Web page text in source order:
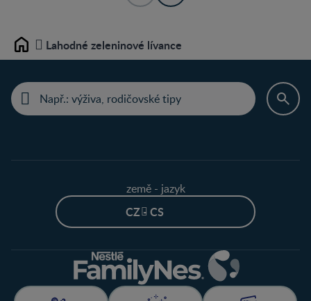
Home Lahodné zeleninové lívance
země - jazyk
CZ - CS